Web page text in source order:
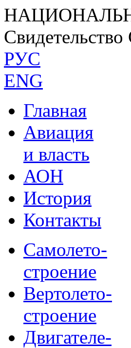
РУС
ENG
Главная
Авиация
и власть
АОН
История
Контакты
Самолето-
строение
Вертолето-
строение
Двигателе-